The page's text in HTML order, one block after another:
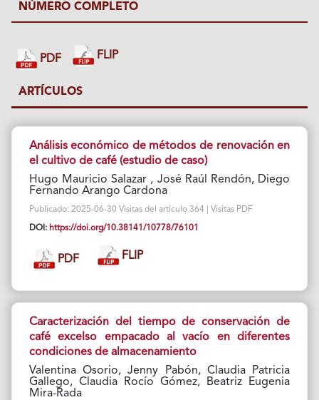
NÚMERO COMPLETO
PDF FLIP
ARTÍCULOS
Análisis económico de métodos de renovación en
el cultivo de café (estudio de caso)
Hugo Mauricio Salazar , José Raúl Rendón, Diego
Fernando Arango Cardona
Publicado: 2025-06-30 Visitas del artículo 364 | Visitas PDF
DOI: https://doi.org/10.38141/10778/76101
PDF FLIP
Caracterización del tiempo de conservación de
café excelso empacado al vacío en diferentes
condiciones de almacenamiento
Valentina Osorio, Jenny Pabón, Claudia Patricia
Gallego, Claudia Rocío Gómez, Beatriz Eugenia
Mira-Rada